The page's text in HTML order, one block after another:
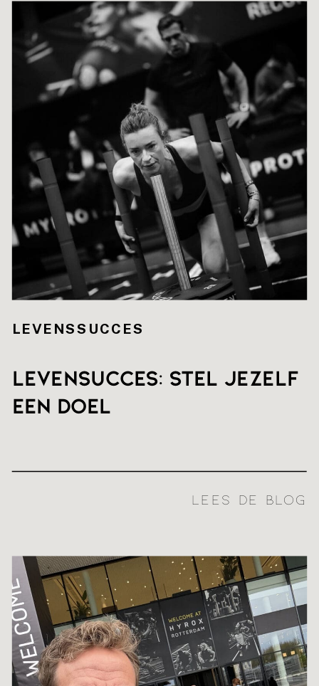
LEES DE BLOG
Levensucces: stel jezelf
een doel
LEVENSSUCCES